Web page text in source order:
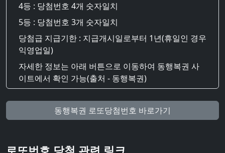
4등 : 당첨번호 4개 숫자일치
5등 : 당첨번호 3개 숫자일치
당첨급 지급기한 : 지급개시일로부터 1년(휴일인 경우
익영업일)
자세한 정보는 아래 버튼으로 이동하여 동행복권 사
이트에서 확인 가능(출처 - 동행복권)
동행복권 로또당첨번호 바로가기